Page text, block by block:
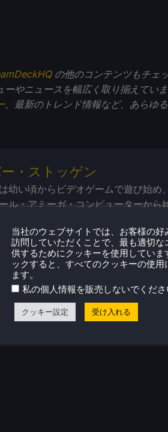
の他のコンテンツもチェ
やニュースを幅広く取り揃えていま
、最新のトレンド情報など、あらゆ
・ストッゲン
幼い頃からビデオゲームで遊び始め
ル・アミーガ・コンピューターから
ニターといったポータブルテクノロ
れらのデバイスをどこまで進化させ
。
プロフィール
当社のウェブサイトでは、お客様の好
訪問していただくことで、最も適切な
供するためにクッキーを使用していま
ックすると、すべてのクッキーの使用
ます。
私の個人情報を販売しないでくださ
クッキー設定 受け入れる